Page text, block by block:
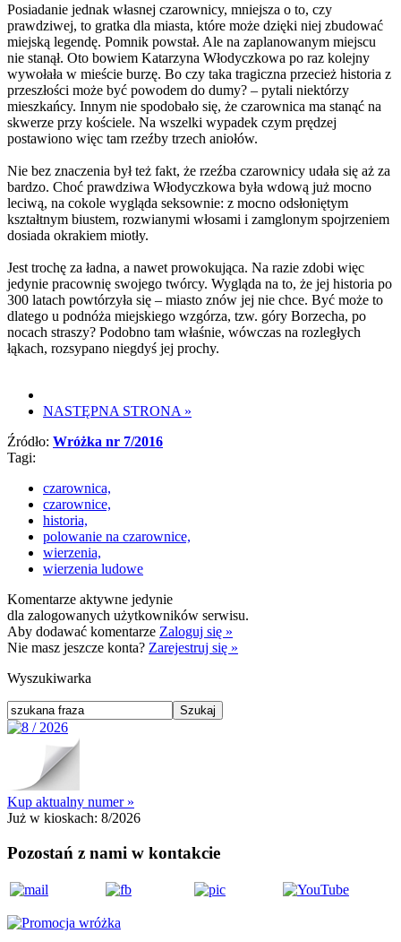
Posiadanie jednak własnej czarownicy, mniejsza o to, czy
prawdziwej, to gratka dla miasta, które może dzięki niej zbudować
miejską legendę. Pomnik powstał. Ale na zaplanowanym miejscu
nie stanął. Oto bowiem Katarzyna Włodyczkowa po raz kolejny
wywołała w mieście burzę. Bo czy taka tragiczna przecież historia z
przeszłości może być powodem do dumy? – pytali niektórzy
mieszkańcy. Innym nie spodobało się, że czarownica ma stanąć na
skwerze przy kościele. Na wszelki wypadek czym prędzej
postawiono więc tam rzeźby trzech aniołów.
Nie bez znaczenia był też fakt, że rzeźba czarownicy udała się aż za
bardzo. Choć prawdziwa Włodyczkowa była wdową już mocno
leciwą, na cokole wygląda seksownie: z mocno odsłoniętym
kształtnym biustem, rozwianymi włosami i zamglonym spojrzeniem
dosiada okrakiem miotły.
Jest trochę za ładna, a nawet prowokująca. Na razie zdobi więc
jedynie pracownię swojego twórcy. Wygląda na to, że jej historia po
300 latach powtórzyła się – miasto znów jej nie chce. Być może to
dlatego u podnóża miejskiego wzgórza, tzw. góry Borzecha, po
nocach straszy? Podobno tam właśnie, wówczas na rozległych
łąkach, rozsypano niegdyś jej prochy.
NASTĘPNA STRONA »
Źródło: Wróżka nr 7/2016
Tagi:
czarownica,
czarownice,
historia,
polowanie na czarownice,
wierzenia,
wierzenia ludowe
Komentarze aktywne jedynie
dla zalogowanych użytkowników serwisu.
Aby dodawać komentarze Zaloguj się »
Nie masz jeszcze konta? Zarejestruj się »
Wyszukiwarka
Kup aktualny numer »
Już w kioskach: 8/2026
Pozostań z nami w kontakcie